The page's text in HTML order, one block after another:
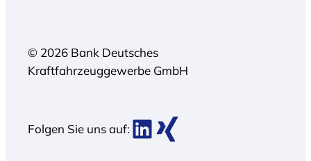
© 2026 Bank Deutsches
Kraftfahrzeuggewerbe GmbH
Folgen Sie uns auf: BDK bei LinkedIn
BDK bei Xing